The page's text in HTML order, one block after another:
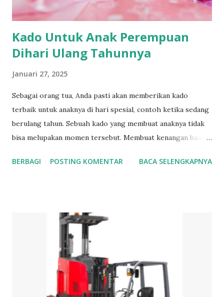
Kado Untuk Anak Perempuan
Dihari Ulang Tahunnya
Januari 27, 2025
Sebagai orang tua, Anda pasti akan memberikan kado
terbaik untuk anaknya di hari spesial, contoh ketika sedang
berulang tahun. Sebuah kado yang membuat anaknya tidak
bisa melupakan momen tersebut. Membuat kenangan baik
menjadi pilihan para orang tua dalam memilih sebagai kado
kepada anak yang berulang tahun 1. Kalung Kalung
merupakan hiasan untuk leher. Meskipun tersembunyi tapi
tetap dapat menghiasi leher kita. Kalung berbentuk tali
yang bersambung pada hiasannya. Pada bagian tali bisa
berupa rantai atau pita yang melingkari leher. Sedangkan
untuk bagian hiasan biasanya terbuat dari bahan bahan yang
BERBAGI POSTING KOMENTAR BACA SELENGKAPNYA